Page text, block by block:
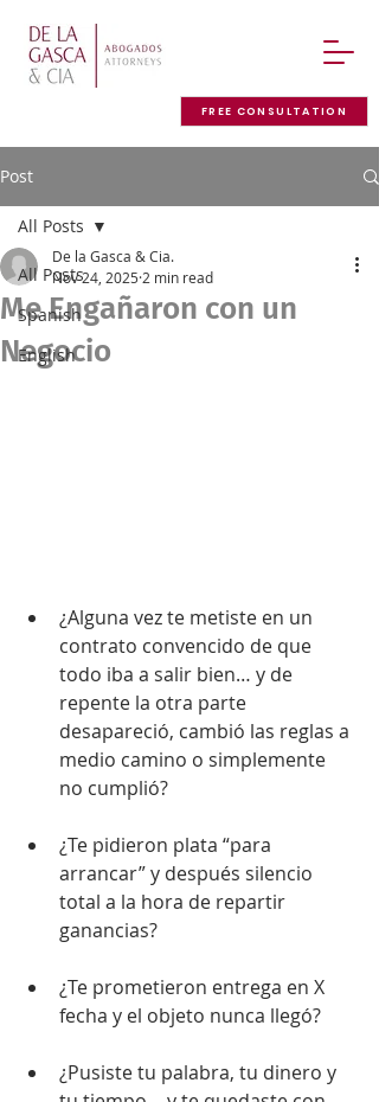
FREE CONSULTATION
Post
All Posts
Spanish
English
All Posts
Me Engañaron con un
Negocio
De la Gasca & Cia.
Nov 24, 2025 2 min read
¿Alguna vez te metiste en un
contrato convencido de que
todo iba a salir bien… y de
repente la otra parte
desapareció, cambió las reglas a
medio camino o simplemente
no cumplió?
¿Te pidieron plata “para
arrancar” y después silencio
total a la hora de repartir
ganancias?
¿Te prometieron entrega en X
fecha y el objeto nunca llegó?
¿Pusiste tu palabra, tu dinero y